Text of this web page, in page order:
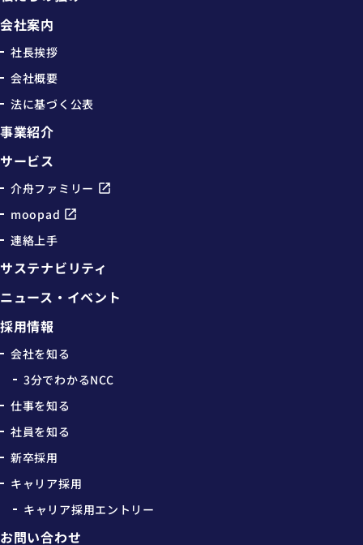
会社案内
社長挨拶
会社概要
法に基づく公表
事業紹介
サービス
介舟ファミリー
moopad
連絡上手
サステナビリティ
ニュース・イベント
採用情報
会社を知る
3分でわかるNCC
仕事を知る
社員を知る
新卒採用
キャリア採用
キャリア採用エントリー
お問い合わせ